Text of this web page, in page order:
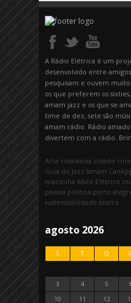
A Rádio Elétrica é um
desenvolvido entre
pesquisam e ouvem
os que preferem os
amam jazz e os que se
time de dez, sete são
amam rádio. Rádio
divertem com a rádio.
Arte cidadania cidade
Guia do Jazz Ismael
maconha Mate Elétrico
poesia política porto
sustentabilidade teatro
agosto 2026
S T Q
3
4 5
10
11 12